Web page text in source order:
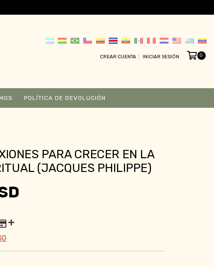
CREAR CUENTA INICIAR SESIÓN 0
POLÍTICA DE DEVOLUCIÓN
PARA CRECER EN LA
(JACQUES PHILIPPE)